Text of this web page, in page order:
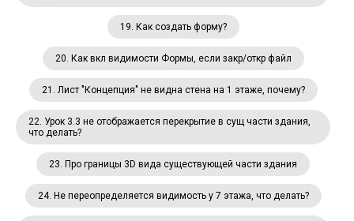
19. Как создать форму?
20. Как вкл видимости Формы, если закр/откр файл
21. Лист "Концепция" не видна стена на 1 этаже, почему?
22. Урок 3.3 не отображается перекрытие в сущ части здания,
что делать?
23. Про границы 3D вида существующей части здания
24. Не переопределяется видимость у 7 этажа, что делать?